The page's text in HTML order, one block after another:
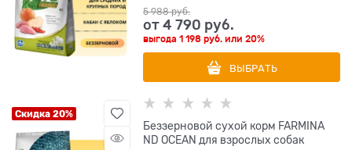
5 988 руб.
от4 790 руб.
выгода1 198 руб. или20%
ВЫБРАТЬ
Скидка 20%
Беззерновой cухой корм FARMINA
ND OCEAN для взрослых собак